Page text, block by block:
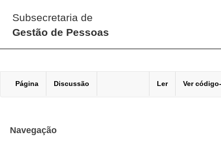
Subsecretaria de
Gestão de Pessoas
Página Discussão Ler Ver
Navegação